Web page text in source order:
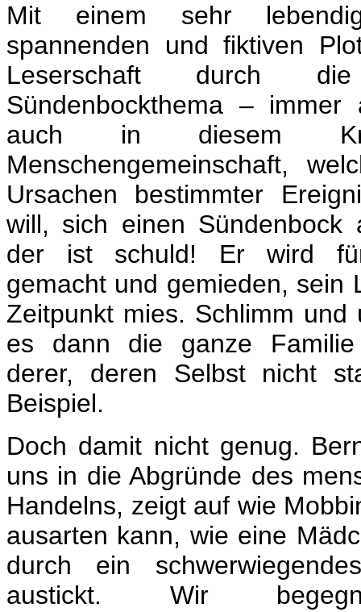
Mit einem sehr
spannenden und fiktiven
Leserschaft durch
Sündenbockthema –
auch in diesem
Menschengemeinschaft,
Ursachen bestimmter
will, sich einen Sündenbock
der ist schuld! Er wird
gemacht und gemieden, sein
Zeitpunkt mies. Schlimm und
es dann die ganze Familie
derer, deren Selbst nicht
Beispiel.
Doch damit nicht genug.
uns in die Abgründe des
Handelns, zeigt auf wie
ausarten kann, wie eine
durch ein
austickt. Wir